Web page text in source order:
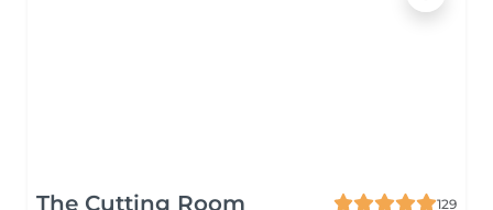
The Cutting Room
129